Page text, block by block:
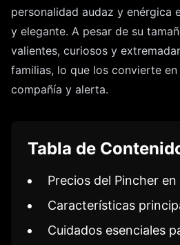
personalidad audaz y enérgica
y elegante. A pesar de su
valientes, curiosos y
familias, lo que los convierte
compañía y alerta.
Tabla de
Precios del Pincher
Características
Cuidados esenciales